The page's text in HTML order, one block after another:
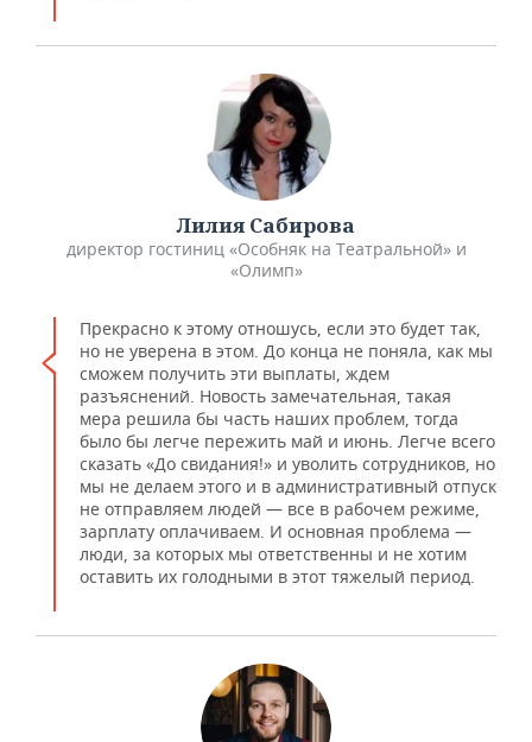
Лилия Сабирова
директор гостиниц «Особняк на Театральной» и
«Олимп»
Прекрасно к этому отношусь, если это будет так,
но не уверена в этом. До конца не поняла, как мы
сможем получить эти выплаты, ждем
разъяснений. Новость замечательная, такая
мера решила бы часть наших проблем, тогда
было бы легче пережить май и июнь. Легче всего
сказать «До свидания!» и уволить сотрудников, но
мы не делаем этого и в административный отпуск
не отправляем людей — все в рабочем режиме,
зарплату оплачиваем. И основная проблема —
люди, за которых мы ответственны и не хотим
оставить их голодными в этот тяжелый период.